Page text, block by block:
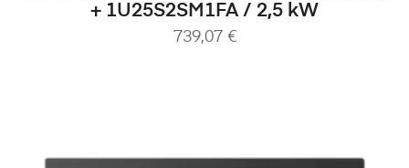
+ 1U25S2SM1FA / 2,5 kW
739,07 €